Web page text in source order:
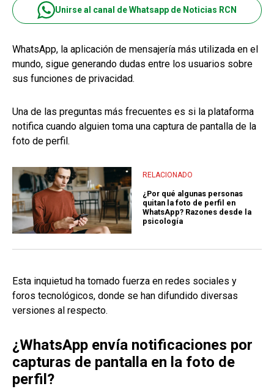
Unirse al canal de Whatsapp de Noticias RCN
WhatsApp, la aplicación de mensajería más utilizada en el
mundo, sigue generando dudas entre los usuarios sobre
sus funciones de privacidad.
Una de las preguntas más frecuentes es si la plataforma
notifica cuando alguien toma una captura de pantalla de la
foto de perfil.
RELACIONADO
¿Por qué algunas personas
quitan la foto de perfil en
WhatsApp? Razones desde la
psicología
Esta inquietud ha tomado fuerza en redes sociales y
foros tecnológicos, donde se han difundido diversas
versiones al respecto.
¿WhatsApp envía notificaciones por
capturas de pantalla en la foto de
perfil?